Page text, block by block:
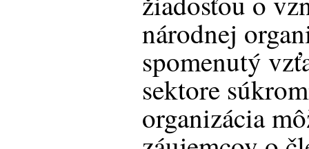
národnej
spomenutý
sektore
organizácia